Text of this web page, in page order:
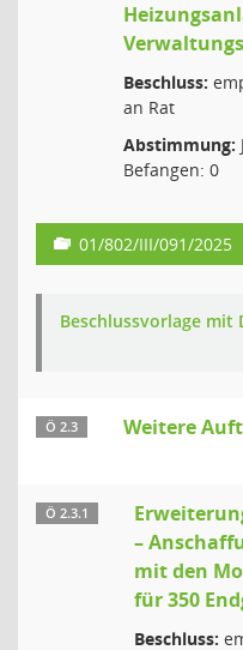
Beschluss:
an Rat
Abstimmung:
Befangen: 0
01/802/III/091/2025
Beschlussvorlage mit
Ö 2.3 Weitere
Ö 2.3.1
–
mit den
für 350
Beschluss: